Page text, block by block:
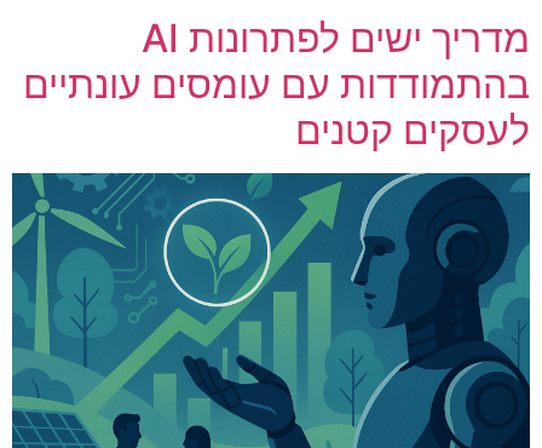
מדריך ישים לפתרונות AI
בהתמודדות עם עומסים עונתיים
לעסקים קטנים